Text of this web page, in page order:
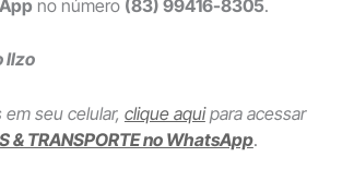
no número (83) 99416-8305.
Ilzo
seu celular, clique aquipara acessar
& TRANSPORTE no WhatsApp.